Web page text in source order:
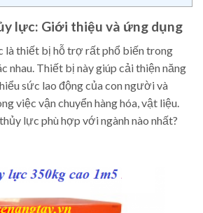
lực: Giới thiệu và ứng dụng
là thiết bị hỗ trợ rất phổ biến trong
nhau. Thiết bị này giúp cải thiện năng
sức lao động của con người và
việc vận chuyển hàng hóa, vật liệu.
lực phù hợp với ngành nào nhất?